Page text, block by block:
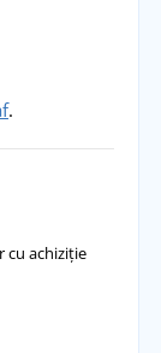
.
cu achiziție